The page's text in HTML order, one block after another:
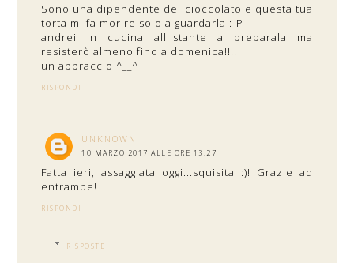
Sono una dipendente del cioccolato e questa tua
torta mi fa morire solo a guardarla :-P
andrei in cucina all'istante a preparala ma
resisterò almeno fino a domenica!!!!
un abbraccio ^__^
RISPONDI
UNKNOWN
10 MARZO 2017 ALLE ORE 13:27
Fatta ieri, assaggiata oggi...squisita :)! Grazie ad
entrambe!
RISPONDI
RISPOSTE